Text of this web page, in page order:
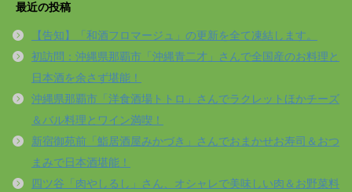
最近の投稿
【告知】「和酒フロマージュ」の更新を全て凍結します。
初訪問：沖縄県那覇市「沖縄青二才」さんで全国産のお料理と
日本酒を余さず堪能！
沖縄県那覇市「洋食酒場トトロ」さんでラクレットほかチーズ
＆バル料理とワイン満喫！
新宿御苑前「鮨居酒屋みかづき」さんでおまかせお寿司＆おつ
まみで日本酒堪能！
四ツ谷「肉やしるし」さん、オシャレで美味しい肉＆お野菜料